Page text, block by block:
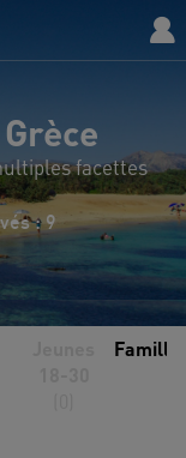
facettes
: 9
Famille